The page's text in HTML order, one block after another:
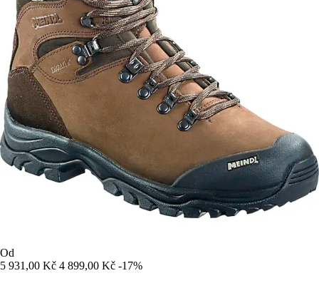
Od
5 931,00 Kč 4 899,00 Kč -17%